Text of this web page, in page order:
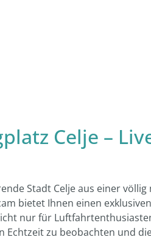
Celje –
Stadt Celje aus einer
bietet Ihnen einen
nur für
Echtzeit zu beobachten und